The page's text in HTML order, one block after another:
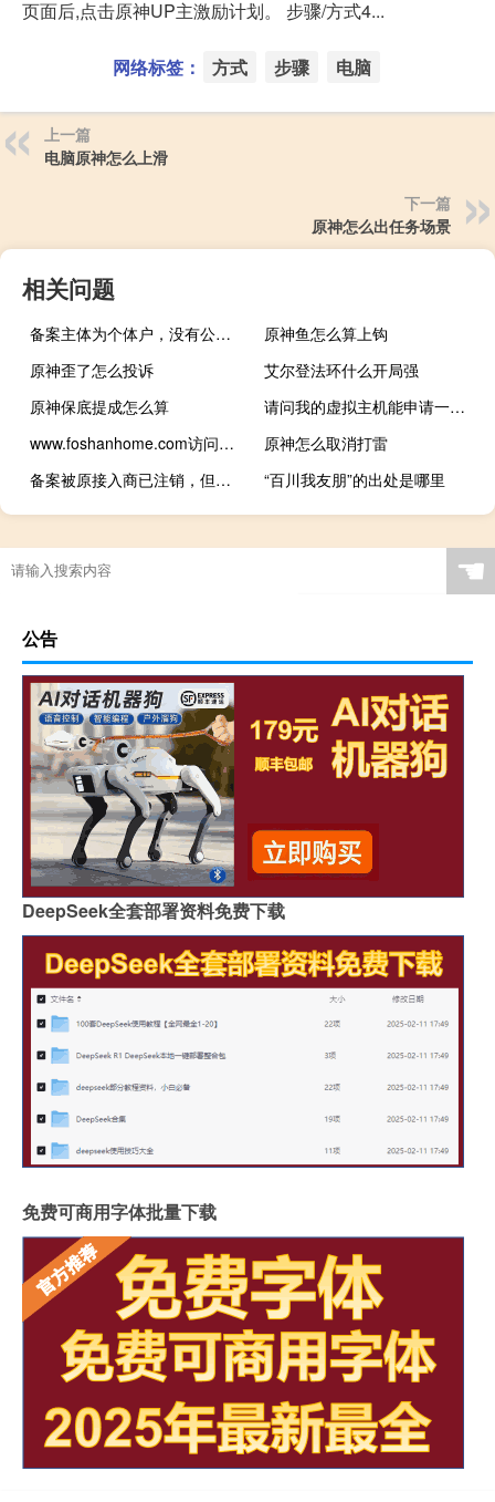
页面后,点击原神UP主激励计划。 步骤/方式4...
网络标签： 方式 步骤 电脑
上一篇
电脑原神怎么上滑
下一篇
原神怎么出任务场景
相关问题
备案主体为个体户，没有公章如何处理
原神鱼怎么算上钩
原神歪了怎么投诉
艾尔登法环什么开局强
原神保底提成怎么算
请问我的虚拟主机能申请一个独立IP吗
www.foshanhome.com访问量大吗？
原神怎么取消打雷
备案被原接入商已注销，但是无法重新备案
“百川我友朋”的出处是哪里
☚
公告
DeepSeek全套部署资料免费下载
免费可商用字体批量下载